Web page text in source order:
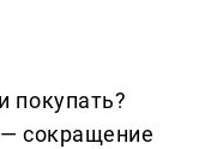
покупать?
сокращение